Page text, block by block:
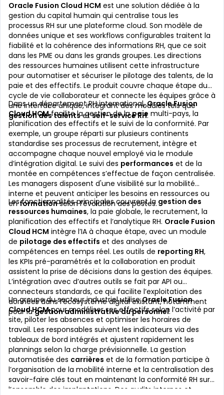
Oracle Fusion Cloud HCM est une solution dédiée à la
gestion du capital humain qui centralise tous les
processus RH sur une plateforme cloud. Son modèle de
données unique et ses workflows configurables traitent la
fiabilité et la cohérence des informations RH, que ce soit
dans les PME ou dans les grands groupes. Les directions
des ressources humaines utilisent cette infrastructure
pour automatiser et sécuriser le pilotage des talents, de la
paie et des effectifs. Le produit couvre chaque étape du
cycle de vie collaborateur et connecte les équipes grâce à
une interface unique, intégrant des modules tels que
gestion des talentsetself-service RH.
Dans un département RH international,Oracle Fusion
Cloud HCMfacilite la gestion de lapaie multi-pays, la
planification des effectifs et le suivi de la conformité. Par
exemple, un groupe réparti sur plusieurs continents
standardise ses processus de recrutement, intègre et
accompagne chaque nouvel employé via le module
d’intégration digital. Le suivi des performances et de la
montée en compétences s’effectue de façon centralisée.
Les managers disposent d'une visibilité sur la mobilité
interne et peuvent anticiper les besoins en ressources ou
enformationselon l’évolution des postes.
Les fonctionnalités principales couvrent la gestion des
ressources humaines, la paie globale, le recrutement, la
planification des effectifs et l’analytique RH. Oracle Fusion
Cloud HCM intègre l’IA à chaque étape, avec un module
de pilotage des effectifs et des analyses de
compétences en temps réel. Les outils de reporting RH,
les KPIs pré-paramétrés et la collaboration en produit
assistent la prise de décisions dans la gestion des équipes.
L’intégration avec d’autres outils se fait par API ou
connecteurs standards, ce qui facilite l’exploitation des
données dans l’écosystème digital existant, notamment
pour lagestion administrative du personnel.
Un groupe du secteur industriel utiliseOracle Fusion
Cloud HCMpour modéliser ses effectifs selon l’activité par
site, piloter les absences et optimiser les horaires de
travail. Les responsables suivent les indicateurs via des
tableaux de bord intégrés et ajustent rapidement les
plannings selon la charge prévisionnelle. La gestion
automatisée des carrières et de la formation participe à
l’organisation de la mobilité interne et la centralisation des
savoir-faire clés tout en maintenant la conformité RH sur
l’ensemble des implantations. Des audits internes et